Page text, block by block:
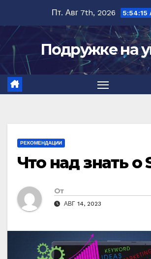
содержимому
Пт. Авг 7th, 2026 5:54:16
Подружке на
РЕКОМЕНДАЦИИ
Что над знать о
От
АВГ 14, 2023